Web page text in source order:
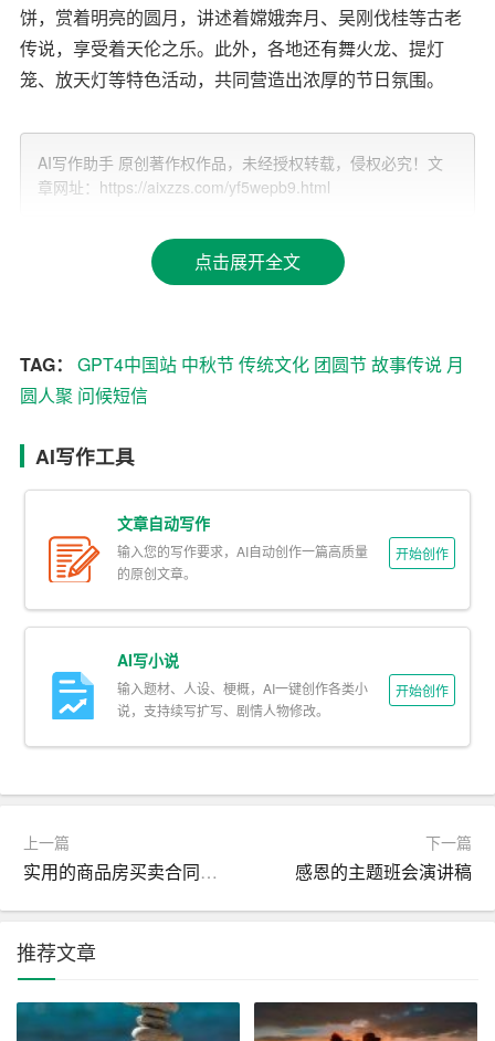
饼，赏着明亮的圆月，讲述着嫦娥奔月、吴刚伐桂等古老
传说，享受着天伦之乐。此外，各地还有舞火龙、提灯
笼、放天灯等特色活动，共同营造出浓厚的节日氛围。
问候短信：科技与传统的融合
随着时代的发展，虽然传统的庆祝方式依然保留着，但人
远。于是，“问候短信”成为了一种特别而便捷的情感传递方
式。在这个特别的日子里，一条简单的短信，不仅能够瞬
今夕是何年。中秋佳节，愿君安康，阖家幸福。”这样一条
短信，既保留了古典诗词的韵味，又表达了深深的祝福。
– 创意短信：“中秋到，月亮圆，兔儿跳，鸟儿欢；月饼
甜，笑容满，幸福绵，好运连。祝你中秋快乐，团团圆圆
每一天！”简短的话语中充满了节日的喜庆与对生活的美好
祝愿。
– 深情短信：“海上生明月，天涯共此时。无论身在何方，
愿这轮明月带去我的思念与祝福，愿你拥有一个温馨、甜
蜜的中秋节。”这样的短信，适合远在他乡的游子，让收信
人感受到来自心底的关怀与温暖。
中秋节的故事：传承与创新
中秋节不仅仅是一个节日，它承载着无数动人的故事与传
人口的诗篇。比如苏轼的《水调歌头·明月几时有》，不仅
表达了对弟弟苏辙的深切思念，更以其旷达的人生态度和
深邃的人生哲理感动了无数后人。
而今，随着社会的进步和文化的交流，中秋节也在不断地
起，许多组织和个人利用中秋节的机会开展公益活动，为
AI写作助手 原创著作权作品，未经授权转载，侵权必究！文
章网址：https://aixzzs.com/yf5wepb9.html
点击展开全文
TAG： GPT4中国站 中秋节传统文化 团圆节故事传说 月
圆人聚 问候短信
AI写作工具
文章自动写作
输入您的写作要求，AI自动创作一篇高质量
的原创文章。
开始创作
AI写小说
输入题材、人设、梗概，AI一键创作各类小
说，支持续写扩写、剧情人物修改。
开始创作
上一篇
实用的商品房买卖合同汇编
下一篇
感恩的主题班会演讲稿
推荐文章